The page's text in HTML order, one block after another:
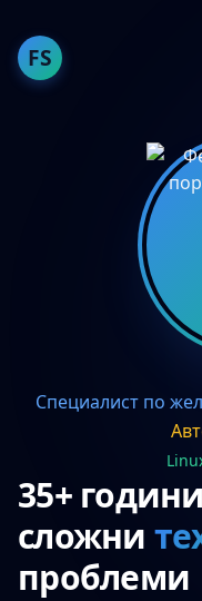
FS
English
Docker и Docker
Специалист по
35+
сложни
проблеми